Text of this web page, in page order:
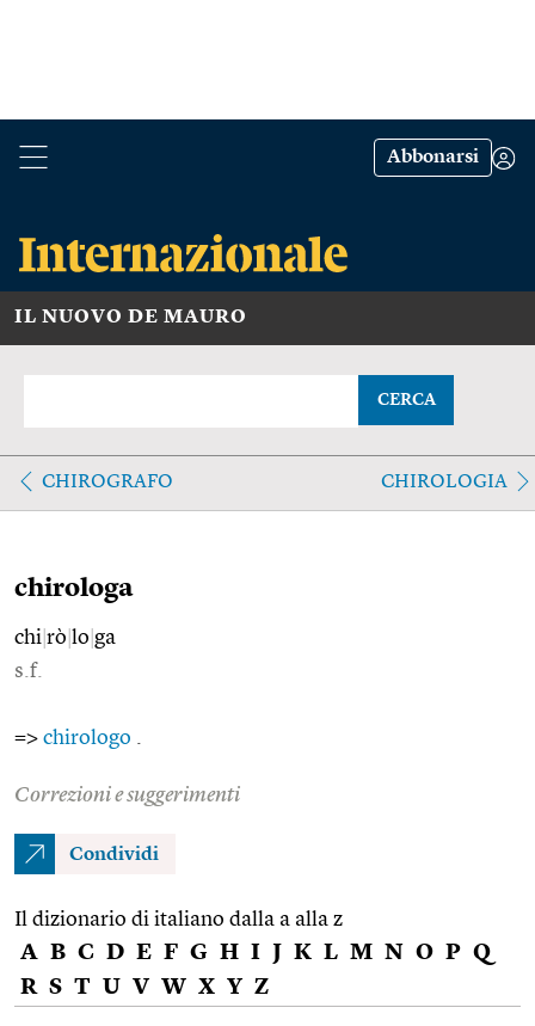
Abbonarsi
IL NUOVO DE MAURO
CERCA
CHIROGRAFO CHIROLOGIA
chirologa
chi rò lo ga
s.f.
=> chirologo
Correzioni e suggerimenti
Condividi
Il dizionario di italiano dalla a alla z
A B C D E F G H I J K L M N O P Q
R S T U V W X Y Z